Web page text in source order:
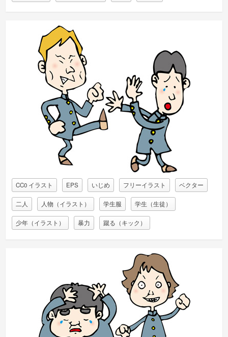
CC0 イラスト EPS いじめ フリーイラスト ベクター
二人 人物（イラスト） 学生服 学生（生徒）
少年（イラスト） 暴力 蹴る（キック）